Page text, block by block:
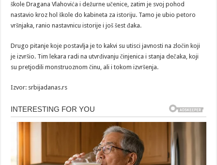
škole Dragana Vlahovića i dežurne učenice, zatim je svoj pohod
nastavio kroz hol škole do kabineta za istoriju. Tamo je ubio petoro
vršnjaka, ranio nastavnicu istorije i još šest đaka.
Drugo pitanje koje postavlja je to kakvi su utisci javnosti na zločin koji
je izvršio. Tim lekara radi na utvrđivanju činjenica i stanja dečaka, koji
su pretjodili monstruoznom činu, ali i tokom izvršenja.
Izvor: srbijadanas.rs